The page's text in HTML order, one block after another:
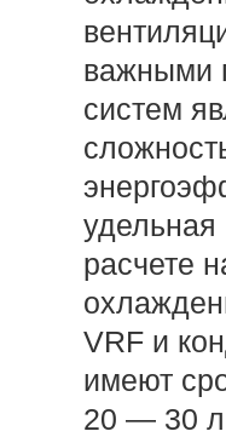
важными
систем
удельная
расчете
VRF и
имеют
20 — 30